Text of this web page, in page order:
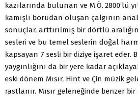
kazılarında bulunan ve M.Ö. 2800’lü
kamışlı borudan oluşan çalgının
sonuçlar, arttırılmış bir dörtlü
sesleri ve bu temel seslerin doğal
kapsayan 7 sesli bir diziye işaret eder.
yaygınlığını da bir yere kadar
eski dönem Mısır, Hint ve Çin müzik
rastlanır. Mısır geleneğinde benzer